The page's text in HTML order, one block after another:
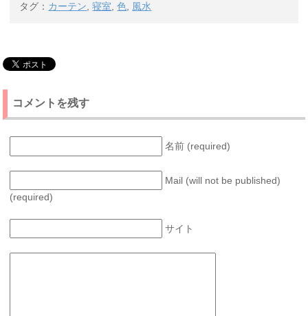
タグ： カーテン,寝室,色, 風水
コメントを残す
名前 (required)
Mail (will not be published)
(required)
サイト